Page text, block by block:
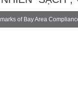
of Bay Area